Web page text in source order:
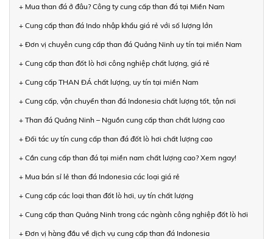
+ Mua than đá ở đâu? Công ty cung cấp than đá tại Miền Nam
+ Cung cấp than đá Indo nhập khẩu giá rẻ với số lượng lớn
+ Đơn vị chuyên cung cấp than đá Quảng Ninh uy tín tại miền Nam
+ Cung cấp than đốt lò hơi công nghiệp chất lượng, giá rẻ
+ Cung cấp THAN ĐÁ chất lượng, uy tín tại miền Nam
+ Cung cấp, vận chuyển than đá Indonesia chất lượng tốt, tận nơi
+ Than đá Quảng Ninh – Nguồn cung cấp than chất lượng cao
+ Đối tác uy tín cung cấp than đá đốt lò hơi chất lượng cao
+ Cần cung cấp than đá tại miền nam chất lượng cao? Xem ngay!
+ Mua bán sỉ lẻ than đá Indonesia các loại giá rẻ
+ Cung cấp các loại than đốt lò hơi, uy tín chất lượng
+ Cung cấp than Quảng Ninh trong các ngành công nghiệp đốt lò hơi
+ Đơn vị hàng đầu về dịch vụ cung cấp than đá Indonesia